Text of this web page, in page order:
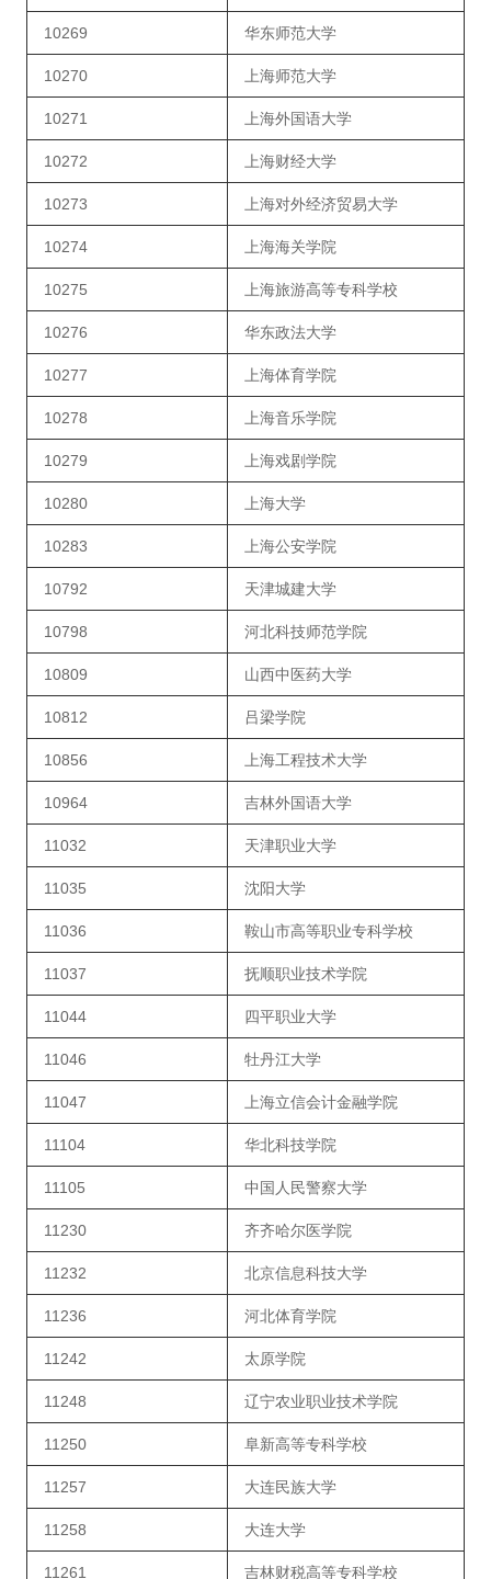
10269 华东师范大学
10270 上海师范大学
10271 上海外国语大学
10272 上海财经大学
10273 上海对外经济贸易大学
10274 上海海关学院
10275 上海旅游高等专科学校
10276 华东政法大学
10277 上海体育学院
10278 上海音乐学院
10279 上海戏剧学院
10280 上海大学
10283 上海公安学院
10792 天津城建大学
10798 河北科技师范学院
10809 山西中医药大学
10812 吕梁学院
10856 上海工程技术大学
10964 吉林外国语大学
11032 天津职业大学
11035 沈阳大学
11036 鞍山市高等职业专科学校
11037 抚顺职业技术学院
11044 四平职业大学
11046 牡丹江大学
11047 上海立信会计金融学院
11104 华北科技学院
11105 中国人民警察大学
11230 齐齐哈尔医学院
11232 北京信息科技大学
11236 河北体育学院
11242 太原学院
11248 辽宁农业职业技术学院
11250 阜新高等专科学校
11257 大连民族大学
11258 大连大学
11261 吉林财税高等专科学校